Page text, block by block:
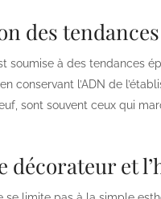
des tendances
soumise à des tendances
conservant l’ADN de
sont souvent ceux qui
décorateur et